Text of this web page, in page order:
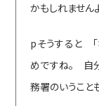
かもしれません
pそうすると
めですね。 自
務署のいうこと